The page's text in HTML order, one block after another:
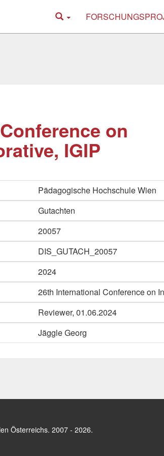
on
IGIP
Pädagogische Hochschule Wien
Gutachten
20057
DIS_GUTACH_20057
2024
26th International Conference on
Reviewer, 01.06.2024
Jäggle Georg
Österreichs. 2007 - 2026.